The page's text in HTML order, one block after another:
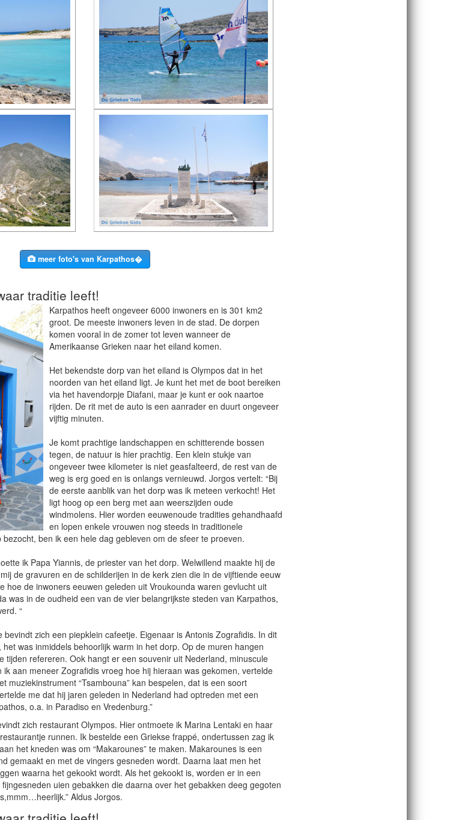
meer foto's van Karpathos�
traditie leeft!
Karpathos heeft ongeveer 6000 inwoners en is 301 km2
groot. De meeste inwoners leven in de stad. De dorpen
komen vooral in de zomer tot leven wanneer de
Amerikaanse Grieken naar het eiland komen.
Het bekendste dorp van het eiland is Olympos dat in het
noorden van het eiland ligt. Je kunt het met de boot bereiken
via het havendorpje Diafani, maar je kunt er ook naartoe
rijden. De rit met de auto is een aanrader en duurt ongeveer
vijftig minuten.
Je komt prachtige landschappen en schitterende bossen
tegen, de natuur is hier prachtig. Een klein stukje van
ongeveer twee kilometer is niet geasfalteerd, de rest van de
weg is erg goed en is onlangs vernieuwd. Jorgos vertelt: “Bij
de eerste aanblik van het dorp was ik meteen verkocht! Het
ligt hoog op een berg met aan weerszijden oude
windmolens. Hier worden eeuwenoude tradities gehandhaafd
en lopen enkele vrouwen nog steeds in traditionele
ben ik een hele dag gebleven om de sfeer te proeven.
ik Papa Yiannis, de priester van het dorp. Welwillend maakte hij de
de gravuren en de schilderijen in de kerk zien die in de vijftiende eeuw
hoe de inwoners eeuwen geleden uit Vroukounda waren gevlucht uit
was in de oudheid een van de vier belangrijkste steden van Karpathos,
“
bevindt zich een piepklein cafeetje. Eigenaar is Antonis Zografidis. In dit
was inmiddels behoorlijk warm in het dorp. Op de muren hangen
tijden refereren. Ook hangt er een souvenir uit Nederland, minuscule
ik aan meneer Zografidis vroeg hoe hij hieraan was gekomen, vertelde
muziekinstrument “Tsambouna” kan bespelen, dat is een soort
me dat hij jaren geleden in Nederland had optreden met een
o.a. in Paradiso en Vredenburg.”
zich restaurant Olympos. Hier ontmoete ik Marina Lentaki en haar
runnen. Ik bestelde een Griekse frappé, ondertussen zag ik
het kneden was om “Makarounes” te maken. Makarounes is een
gemaakt en met de vingers gesneden wordt. Daarna laat men het
waarna het gekookt wordt. Als het gekookt is, worden er in een
uien gebakken die daarna over het gebakken deeg gegoten
Aldus Jorgos.